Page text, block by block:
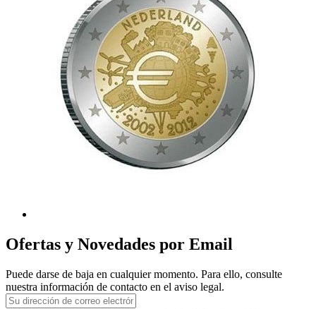
Ofertas y Novedades por Email
Puede darse de baja en cualquier momento. Para ello, consulte
nuestra información de contacto en el aviso legal.